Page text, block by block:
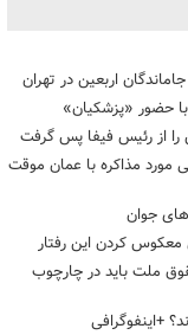
اربعین در تهران
را از رئیس فیفا پس گرفت
مورد مذاکره با عمان موقت
جوان
ملت باید در چارچوب
+اینفوگرافی